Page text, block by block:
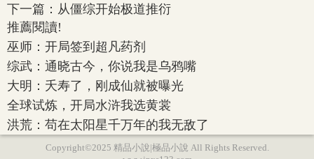
下一篇： 从僵综开始极道推衍
推薦閱讀!
巫师：开局签到超凡药剂
综武：通晓古今，你说我是乌鸦嘴
大明：夭寿了，刚成仙就被曝光
全球试炼，开局水浒我选黄裳
洪荒：苟在太阳星千万年的我无敌了
Copyright©2025 精品小說|極品小說 All Rights Reserved.